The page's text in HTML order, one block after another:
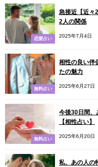
恋愛占い
急接近【近々
2人の関係
2025年7月4日
無料占い
相性の良い伴
たの魅力
2025年6月27日
無料占い
今後30日間、
【相性占い】
2025年6月20日
私、あの人の